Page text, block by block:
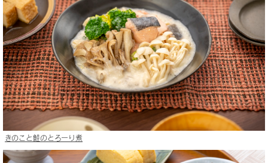
きのこと鮭のとろーり煮